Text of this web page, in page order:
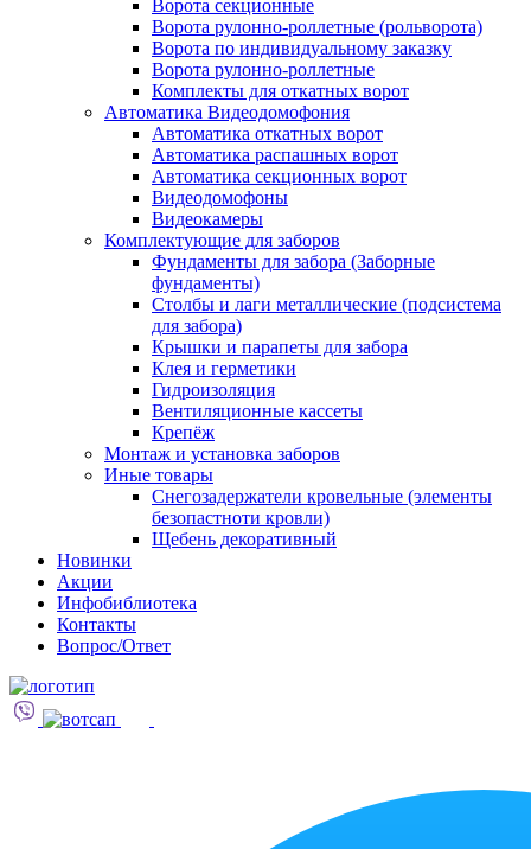
Ворота секционные
Ворота рулонно-роллетные (рольворота)
Ворота по индивидуальному заказку
Ворота рулонно-роллетные
Комплекты для откатных ворот
Автоматика Видеодомофония
Автоматика откатных ворот
Автоматика распашных ворот
Автоматика секционных ворот
Видеодомофоны
Видеокамеры
Комплектующие для заборов
Фундаменты для забора (Заборные
фундаменты)
Столбы и лаги металлические (подсистема
для забора)
Крышки и парапеты для забора
Клея и герметики
Гидроизоляция
Вентиляционные кассеты
Крепёж
Монтаж и установка заборов
Иные товары
Снегозадержатели кровельные (элементы
безопастноти кровли)
Щебень декоративный
Новинки
Акции
Инфобиблиотека
Контакты
Вопрос/Ответ